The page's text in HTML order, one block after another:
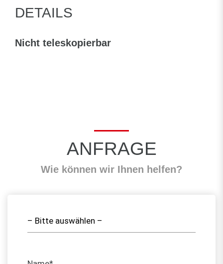
DETAILS
Nicht teleskopierbar
ANFRAGE
Wie können wir Ihnen helfen?